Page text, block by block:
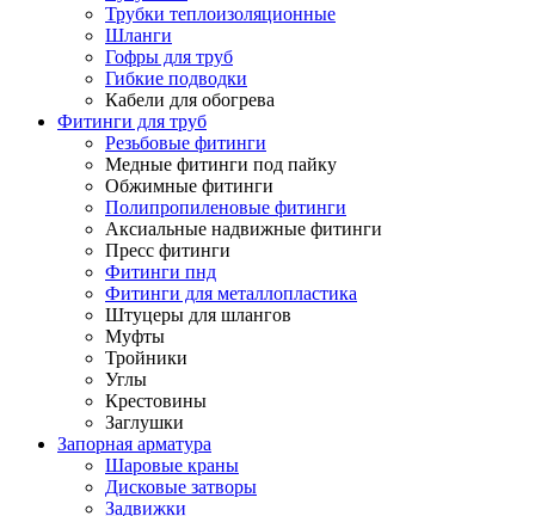
Трубки теплоизоляционные
Шланги
Гофры для труб
Гибкие подводки
Кабели для обогрева
Фитинги для труб
Резьбовые фитинги
Медные фитинги под пайку
Обжимные фитинги
Полипропиленовые фитинги
Аксиальные надвижные фитинги
Пресс фитинги
Фитинги пнд
Фитинги для металлопластика
Штуцеры для шлангов
Муфты
Тройники
Углы
Крестовины
Заглушки
Запорная арматура
Шаровые краны
Дисковые затворы
Задвижки